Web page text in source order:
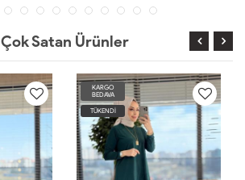
Çok Satan Ürünler
KARGO
BEDAVA
TÜKENDİ